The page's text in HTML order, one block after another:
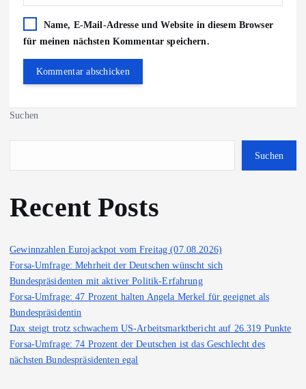
Name, E-Mail-Adresse und Website in diesem Browser
für meinen nächsten Kommentar speichern.
Suchen
Suchen
Recent Posts
Gewinnzahlen Eurojackpot vom Freitag (07.08.2026)
Forsa-Umfrage: Mehrheit der Deutschen wünscht sich
Bundespräsidenten mit aktiver Politik-Erfahrung
Forsa-Umfrage: 47 Prozent halten Angela Merkel für geeignet als
Bundespräsidentin
Dax steigt trotz schwachem US-Arbeitsmarktbericht auf 26.319 Punkte
Forsa-Umfrage: 74 Prozent der Deutschen ist das Geschlecht des
nächsten Bundespräsidenten egal